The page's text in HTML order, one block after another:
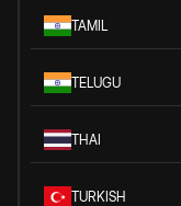
TAMIL
TELUGU
THAI
TURKISH